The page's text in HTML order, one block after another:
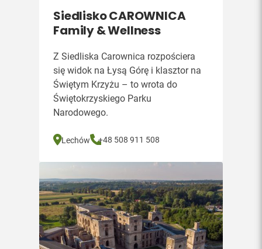
Siedlisko CAROWNICA
Family & Wellness
Z Siedliska Carownica rozpościera
się widok na Łysą Górę i klasztor na
Świętym Krzyżu – to wrota do
Świętokrzyskiego Parku
Narodowego.
Lechów +48 508 911 508